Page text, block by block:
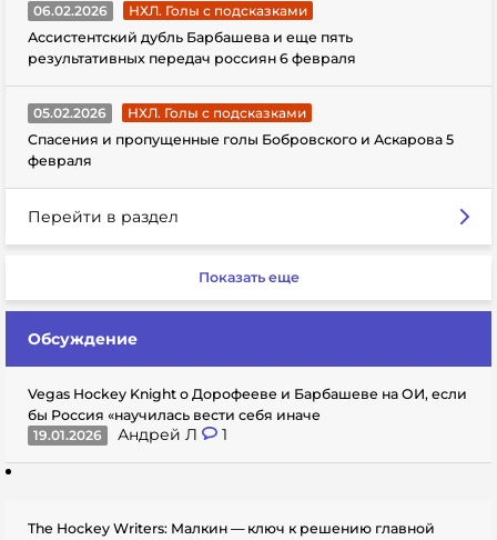
06.02.2026
НХЛ. Голы с подсказками
Ассистентский дубль Барбашева и еще пять
результативных передач россиян 6 февраля
05.02.2026
НХЛ. Голы с подсказками
Спасения и пропущенные голы Бобровского и Аскарова 5
февраля
Перейти в раздел
Показать еще
Обсуждение
Vegas Hockey Knight о Дорофееве и Барбашеве на ОИ, если
бы Россия «научилась вести себя иначе
19.01.2026
Андрей Л 1
The Hockey Writers: Малкин — ключ к решению главной